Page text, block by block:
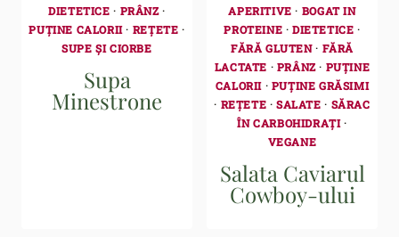
DIETETICE · PRÂNZ·
PUȚINE CALORII· REȚETE ·
SUPE ȘI CIORBE
Supa
Minestrone
APERITIVE · BOGAT IN
PROTEINE · DIETETICE ·
FĂRĂ GLUTEN· FĂRĂ
LACTATE · PRÂNZ· PUȚINE
CALORII· PUȚINE GRĂSIMI
· REȚETE ·SALATE · SĂRAC
ÎN CARBOHIDRAȚI·
VEGANE
Salata Caviarul
Cowboy-ului